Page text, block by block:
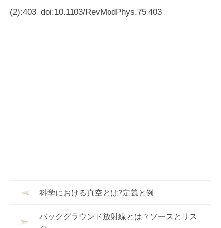
(2):403. doi:10.1103/RevModPhys.75.403
科学における真空とは?定義と例
バックグラウンド放射線とは？ソースとリス